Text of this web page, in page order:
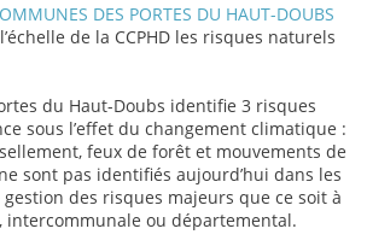
DES PORTES DU HAUT-DOUBS
l’échelle de la CCPHD les risques naturels
du Haut-Doubs identifie 3 risques
sous l’effet du changement climatique :
feux de forêt et mouvements de
sont pas identifiés aujourd’hui dans les
des risques majeurs que ce soit à
intercommunale ou départemental.